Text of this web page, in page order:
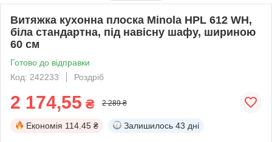
Витяжка кухонна плоска Minola HPL 612 WH,
біла стандартна, під навісну шафу, шириною
60 см
Готово до відправки
Код: 242233
Роздріб
2 174,55 ₴ 2 289 ₴
Економія 114.45 ₴ Залишилось 43 дні